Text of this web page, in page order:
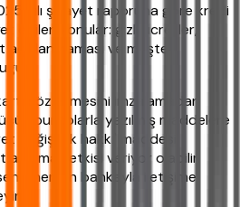
yılı şikayet raporuna göre kredi
edilen konular: gizli ücretler,
açıklanmaması ve müşteri
sözleşmesini imzalamadan
puntolarla yazılmış maddelere
değişiklik hakkı' maddesi
artırma yetkisi veriyor olabilir.
hemen bankayla iletişime